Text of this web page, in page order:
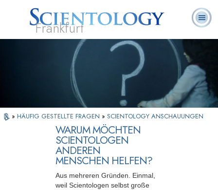
Frankfurt
Scientology?
Ehrenamtliche
Geistliche
Häufig gestellte
Fragen
» HÄUFIG GESTELLTE FRAGEN » SCIENTOLOGY ANSCHAUUNGEN
WARUM MÖCHTEN
SCIENTOLOGEN
ANDEREN
MENSCHEN HELFEN?
Aus mehreren Gründen. Einmal,
weil Scientologen selbst große